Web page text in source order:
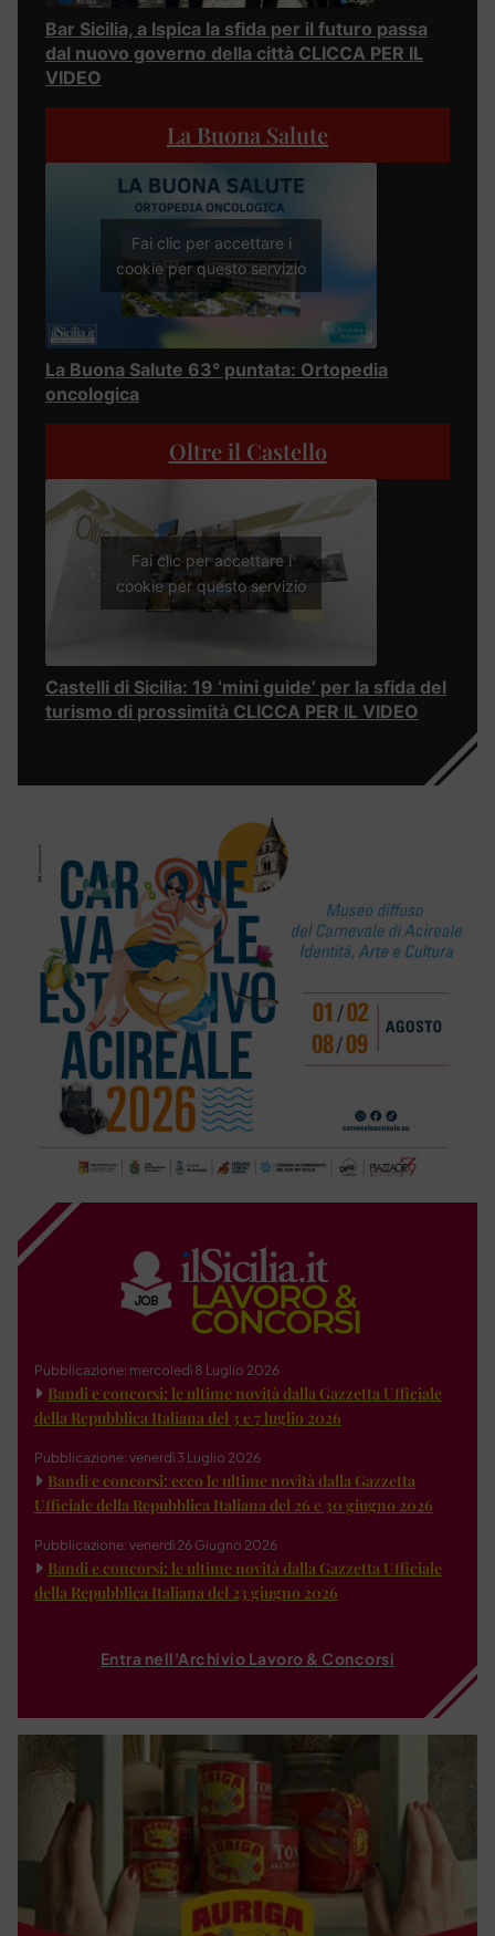
Bar Sicilia, a Ispica la sfida per il futuro passa
dal nuovo governo della città CLICCA PER IL
VIDEO
La Buona Salute
Fai clic per accettare i
cookie per questo servizio
La Buona Salute 63° puntata: Ortopedia
oncologica
Oltre il Castello
Fai clic per accettare i
cookie per questo servizio
Castelli di Sicilia: 19 ‘mini guide’ per la sfida del
turismo di prossimità CLICCA PER IL VIDEO
Pubblicazione: mercoledì 8 Luglio 2026
Bandi e concorsi: le ultime novità dalla Gazzetta Ufficiale
della Repubblica Italiana del 3 e 7 luglio 2026
Pubblicazione: venerdì 3 Luglio 2026
Bandi e concorsi: ecco le ultime novità dalla Gazzetta
Ufficiale della Repubblica Italiana del 26 e 30 giugno 2026
Pubblicazione: venerdì 26 Giugno 2026
Bandi e concorsi: le ultime novità dalla Gazzetta Ufficiale
della Repubblica Italiana del 23 giugno 2026
Entra nell'Archivio Lavoro & Concorsi